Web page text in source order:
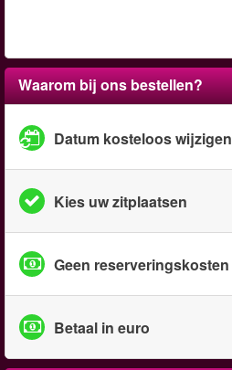
Waarom bij ons bestellen?
Datum kosteloos wijzigen
Kies uw zitplaatsen
Geen reserveringskosten
Betaal in euro